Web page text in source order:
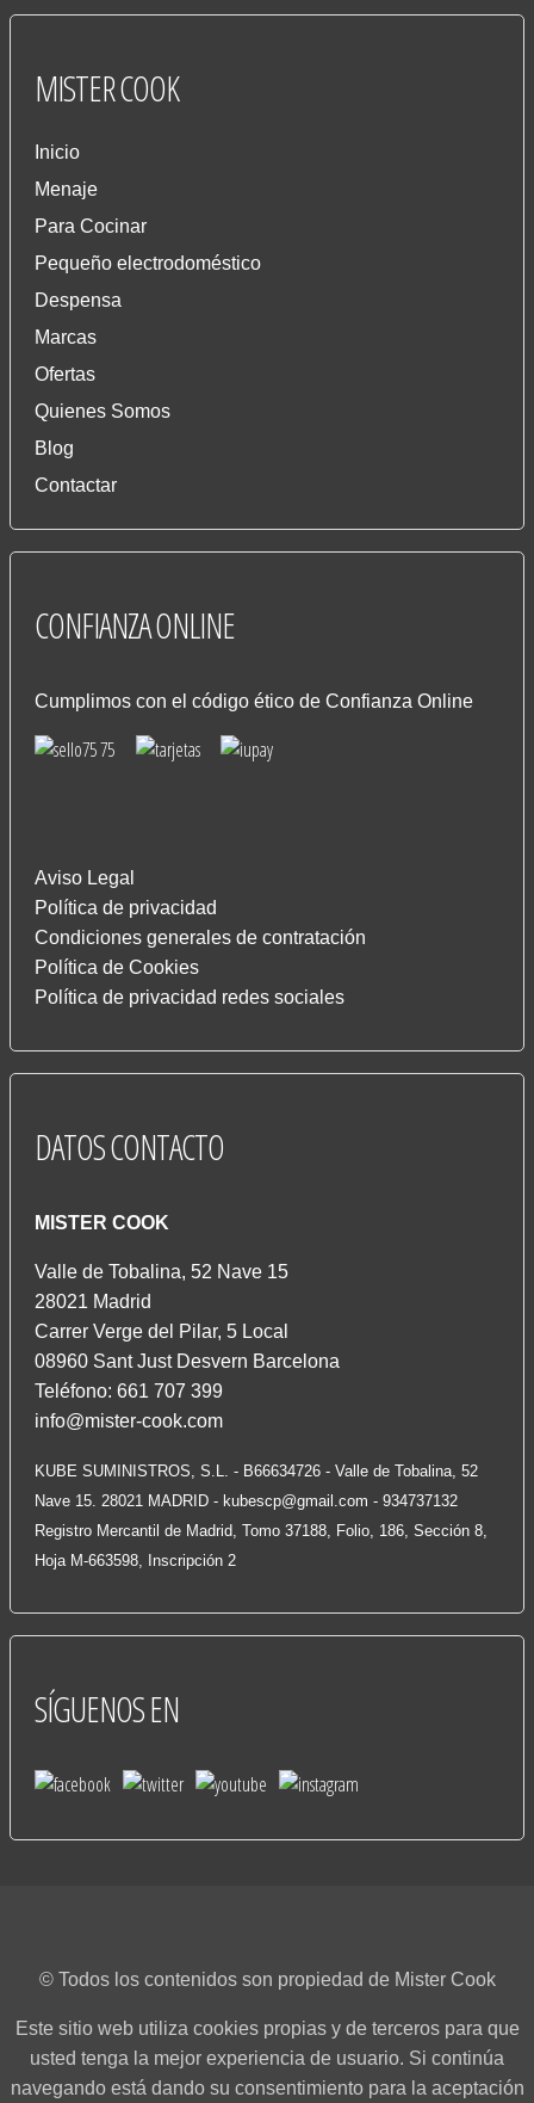
MISTERCOOK
Inicio
Menaje
Para Cocinar
Pequeño electrodoméstico
Despensa
Marcas
Ofertas
Quienes Somos
Blog
Contactar
CONFIANZAONLINE
Cumplimos con el código ético de Confianza Online
Aviso Legal
Política de privacidad
Condiciones generales de contratación
Política de Cookies
Política de privacidad redes sociales
DATOSCONTACTO
MISTER COOK
Valle de Tobalina, 52 Nave 15
28021 Madrid
Carrer Verge del Pilar, 5 Local
08960 Sant Just Desvern Barcelona
Teléfono: 661 707 399
info@mister-cook.com
KUBE SUMINISTROS, S.L. - B66634726 - Valle de Tobalina, 52
Nave 15. 28021 MADRID - kubescp@gmail.com - 934737132
Registro Mercantil de Madrid, Tomo 37188, Folio, 186, Sección 8,
Hoja M-663598, Inscripción 2
SÍGUENOSEN
© Todos los contenidos son propiedad de Mister Cook
Este sitio web utiliza cookies propias y de terceros para que
usted tenga la mejor experiencia de usuario. Si continúa
navegando está dando su consentimiento para la aceptación